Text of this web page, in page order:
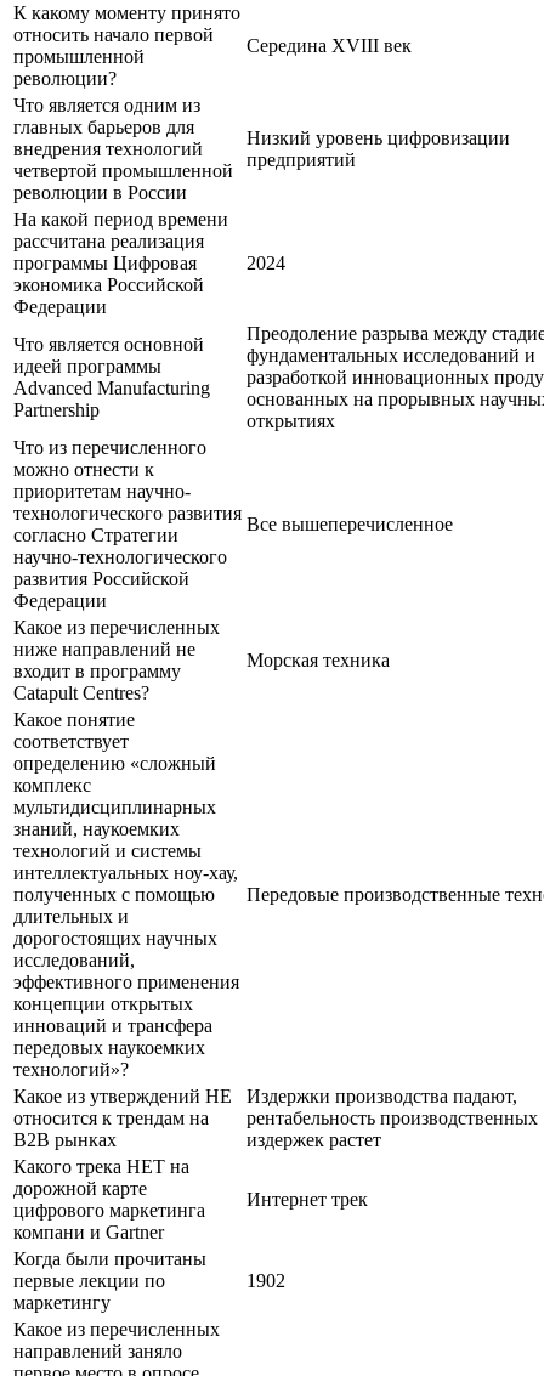
К какому моменту принято
относить начало первой
промышленной
революции?
Середина XVIII век
Что является одним из
главных барьеров для
внедрения технологий
четвертой промышленной
революции в России
Низкий уровень цифровизации
предприятий
На какой период времени
рассчитана реализация
программы Цифровая
экономика Российской
Федерации
2024
Что является основной
идеей программы
Advanced Manufacturing
Partnership
Преодоление разрыва между
фундаментальных исследований и
разработкой инновационных
основанных на прорывных
открытиях
Что из перечисленного
можно отнести к
приоритетам научно-
технологического развития
согласно Стратегии
научно-технологического
развития Российской
Федерации
Все вышеперечисленное
Какое из перечисленных
ниже направлений не
входит в программу
Catapult Centres?
Морская техника
Какое понятие
соответствует
определению «сложный
комплекс
мультидисциплинарных
знаний, наукоемких
технологий и системы
интеллектуальных ноу-хау,
полученных с помощью
длительных и
дорогостоящих научных
исследований,
эффективного применения
концепции открытых
инноваций и трансфера
передовых наукоемких
технологий»?
Передовые производственные
Какое из утверждений НЕ
относится к трендам на
В2В рынках
Издержки производства падают,
рентабельность производственных
издержек растет
Какого трека НЕТ на
дорожной карте
цифрового маркетинга
компани и Gartner
Интернет трек
Когда были прочитаны
первые лекции по
маркетингу
1902
Какое из перечисленных
направлений заняло